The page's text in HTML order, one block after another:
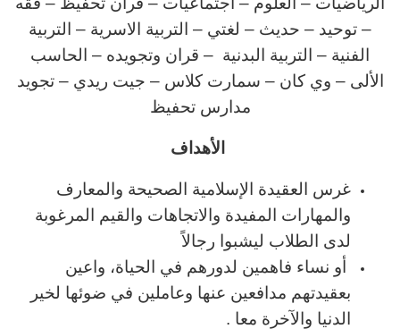
– توحيد – حديث – لغتي – التربية الاسرية – التربية
الفنية – التربية البدنية – قران وتجويده – الحاسب
الألى – وي كان – سمارت كلاس – جيت ريدي – تجويد
مدارس تحفيظ
الأهداف
غرس العقيدة الإسلامية الصحيحة والمعارف
والمهارات المفيدة والاتجاهات والقيم المرغوبة
لدى الطلاب ليشبوا رجالاً
أو نساء فاهمين لدورهم في الحياة، واعين
بعقيدتهم مدافعين عنها وعاملين في ضوئها لخير
الدنيا والآخرة معا .